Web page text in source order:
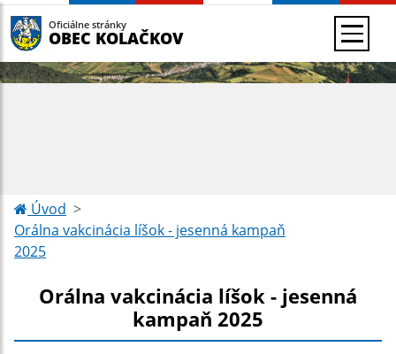
Oficiálne stránky
OBEC KOLAČKOV
Úvod
Orálna vakcinácia líšok - jesenná kampaň
2025
Orálna vakcinácia líšok - jesenná
kampaň 2025